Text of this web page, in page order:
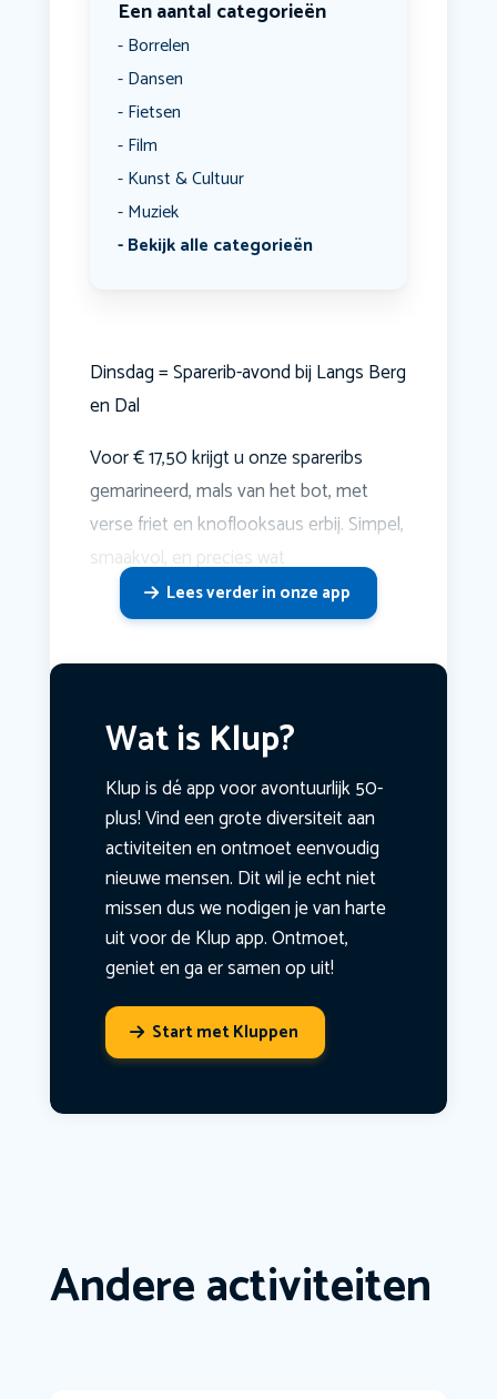
Een aantal categorieën
Borrelen
Dansen
Fietsen
Film
Kunst & Cultuur
Muziek
Bekijk alle categorieën
Dinsdag = Sparerib-avond bij Langs Berg
en Dal
Voor € 17,50 krijgt u onze spareribs
gemarineerd, mals van het bot, met
verse friet en knoflooksaus erbij. Simpel,
smaakvol, en precies wat
Lees verder in onze app
Wat is Klup?
Klup is dé app voor avontuurlijk 50-
plus! Vind een grote diversiteit aan
activiteiten en ontmoet eenvoudig
nieuwe mensen. Dit wil je echt niet
missen dus we nodigen je van harte
uit voor de Klup app. Ontmoet,
geniet en ga er samen op uit!
Start met Kluppen
Andere activiteiten